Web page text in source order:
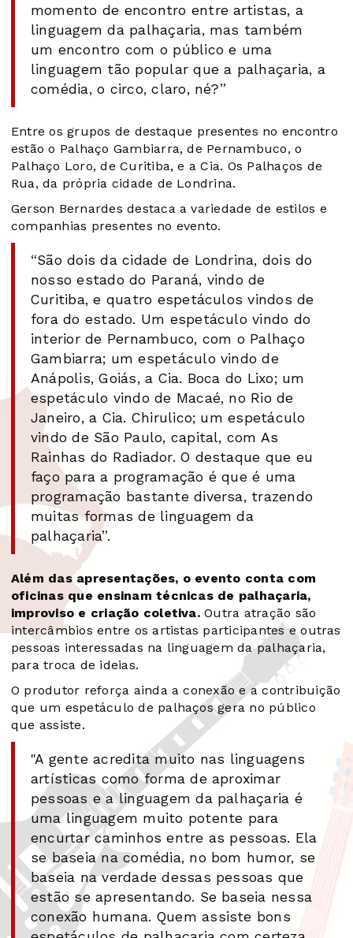
momento de encontro entre artistas, a
linguagem da palhaçaria, mas também
um encontro com o público e uma
linguagem tão popular que a palhaçaria, a
comédia, o circo, claro, né?”
Entre os grupos de destaque presentes no encontro
estão o Palhaço Gambiarra, de Pernambuco, o
Palhaço Loro, de Curitiba, e a Cia. Os Palhaços de
Rua, da própria cidade de Londrina.
Gerson Bernardes destaca a variedade de estilos e
companhias presentes no evento.
“São dois da cidade de Londrina, dois do
nosso estado do Paraná, vindo de
Curitiba, e quatro espetáculos vindos de
fora do estado. Um espetáculo vindo do
interior de Pernambuco, com o Palhaço
Gambiarra; um espetáculo vindo de
Anápolis, Goiás, a Cia. Boca do Lixo; um
espetáculo vindo de Macaé, no Rio de
Janeiro, a Cia. Chirulico; um espetáculo
vindo de São Paulo, capital, com As
Rainhas do Radiador. O destaque que eu
faço para a programação é que é uma
programação bastante diversa, trazendo
muitas formas de linguagem da
palhaçaria”.
Além das apresentações, o evento conta com
oficinas que ensinam técnicas de palhaçaria,
improviso e criação coletiva.Outra atração são
intercâmbios entre os artistas participantes e outras
pessoas interessadas na linguagem da palhaçaria,
para troca de ideias.
O produtor reforça ainda a conexão e a contribuição
que um espetáculo de palhaços gera no público
que assiste.
"A gente acredita muito nas linguagens
artísticas como forma de aproximar
pessoas e a linguagem da palhaçaria é
uma linguagem muito potente para
encurtar caminhos entre as pessoas. Ela
se baseia na comédia, no bom humor, se
baseia na verdade dessas pessoas que
estão se apresentando. Se baseia nessa
conexão humana. Quem assiste bons